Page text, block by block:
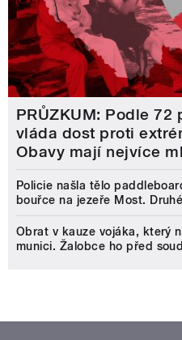
PRŮZKUM: Podle
vláda dost proti
Obavy mají nejvíce
Policie našla tělo
bouřce na jezeře Most.
Obrat v kauze vojáka, který
munici. Žalobce ho před